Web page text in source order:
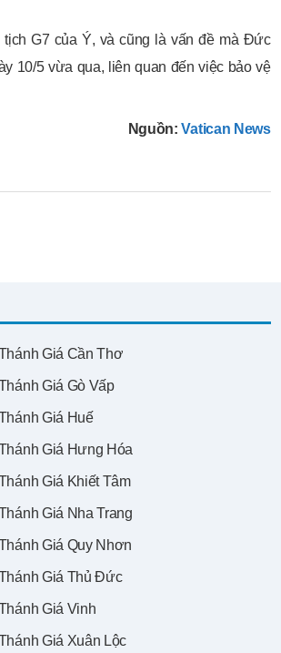
tịch G7 của Ý, và cũng là vấn đề mà Đức
10/5 vừa qua, liên quan đến việc bảo vệ
Nguồn:Vatican News
Giá Cần Thơ
Giá Gò Vấp
Giá Huế
Giá Hưng Hóa
Giá Khiết Tâm
Giá Nha Trang
Giá Quy Nhơn
Giá Thủ Đức
Giá Vinh
Giá Xuân Lộc